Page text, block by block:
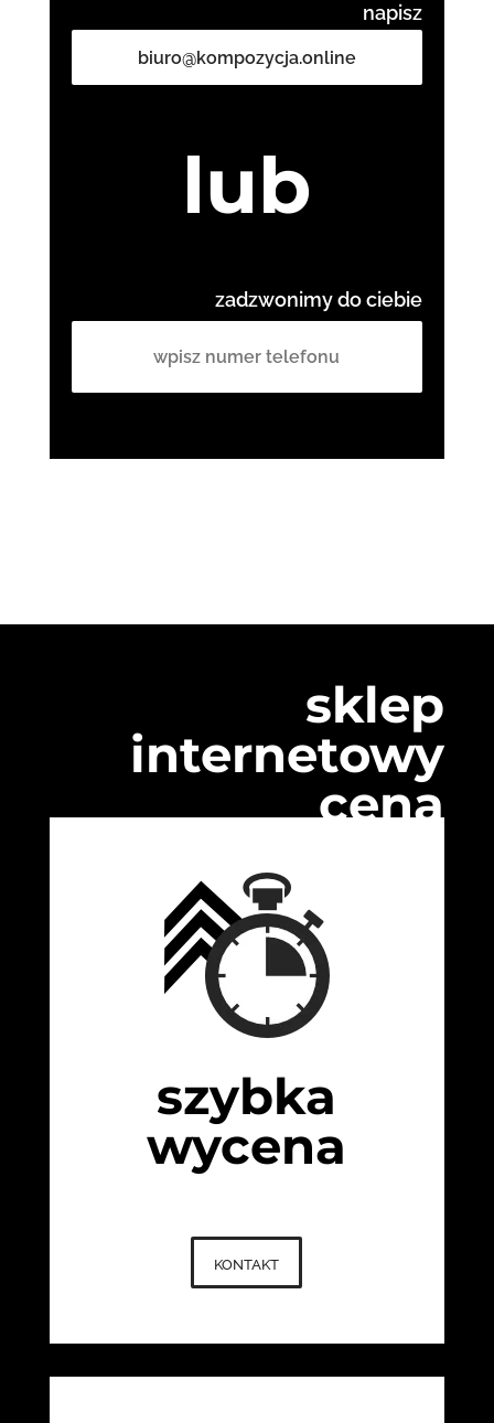
napisz
biuro@kompozycja.online
lub
zadzwonimy do ciebie
sklep
internetowy
cena
szybka
wycena
kontakt